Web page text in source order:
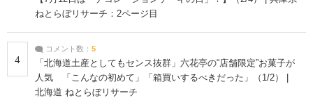
ねとらぼリサーチ：2ページ目
4
コメント数： 5
「北海道土産としてもセンス抜群」六花亭の“店舗限定”お菓子が
人気 「こんなの初めて」「箱買いするべきだった」（1/2） |
北海道 ねとらぼリサーチ